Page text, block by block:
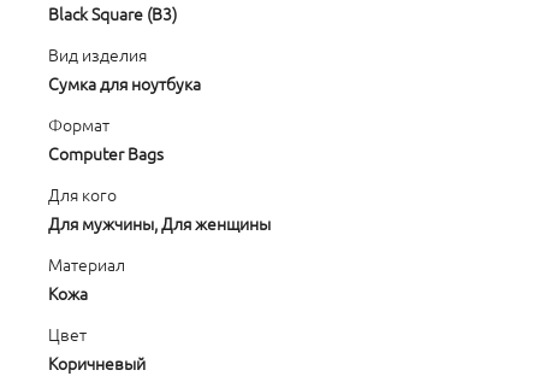
Black Square (B3)
Вид изделия
Сумка для ноутбука
Формат
Computer Bags
Для кого
Для мужчины, Для женщины
Материал
Кожа
Цвет
Коричневый